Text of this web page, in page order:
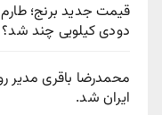
قیمت جدید برنج؛
دودی کیلویی چند شد؟
ایران شد.